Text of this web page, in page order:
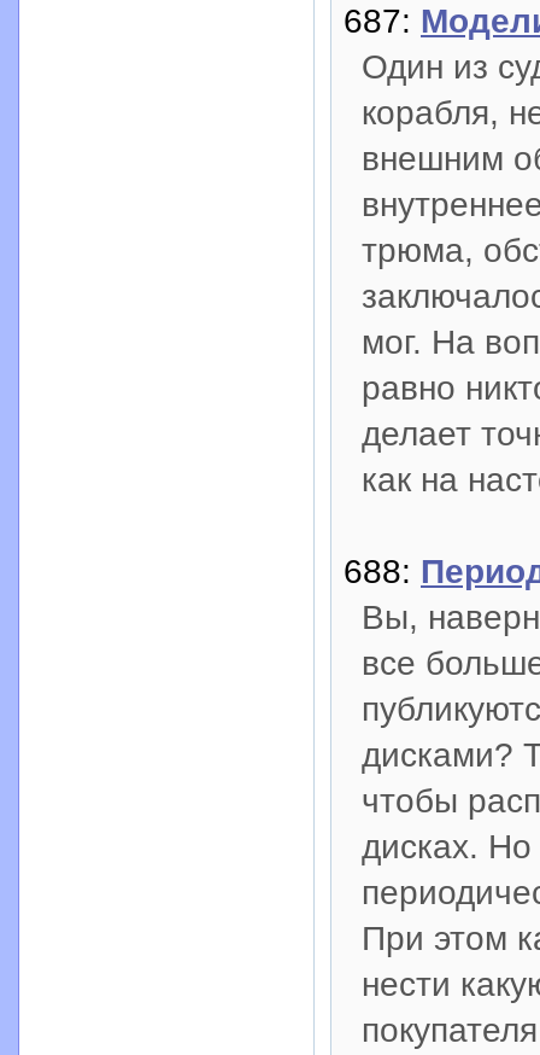
687:
Один из
корабля,
внешним
трюма,
мог. На
равно
делает
как на
688:
Вы,
все
дисками?
чтобы
дисках.
При этом
нести